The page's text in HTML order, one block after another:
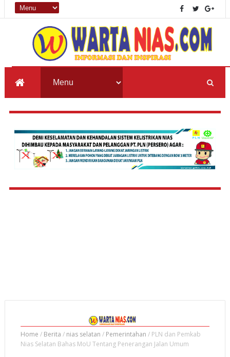
Home / Berita / nias selatan / Pemerintahan / PLN dan Pemkab
Nias Selatan Bahas MoU Tentang Penerangan Jalan Umum